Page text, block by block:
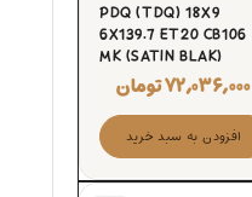
PDQ (TDQ) 18X9
6X139.7 ET20 CB106
MK (SATIN BLAK)
۷۲,۰۳۶,۰۰۰تومان
افزودن به سبد خرید